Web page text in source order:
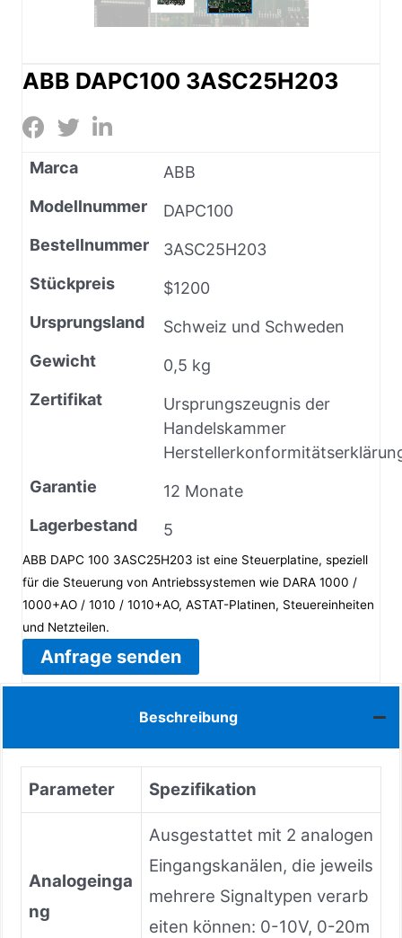
ABB DAPC100 3ASC25H203
Marca
ABB
Modellnummer
DAPC100
Bestellnummer
3ASC25H203
Stückpreis
$1200
Ursprungsland
Schweiz und Schweden
Gewicht
0,5 kg
Zertifikat
Ursprungszeugnis der
Handelskammer
Garantie
12 Monate
Lagerbestand
5
ABB DAPC 100 3ASC25H203 ist eine Steuerplatine, speziell
für die Steuerung von Antriebssystemen wie DARA 1000 /
1000+AO / 1010 / 1010+AO, ASTAT-Platinen, Steuereinheiten
und Netzteilen.
Anfrage senden
Beschreibung
Parameter Spezifikation
Analogeinga
ng
Ausgestattet mit 2 analogen
Eingangskanälen, die jeweils
mehrere Signaltypen verarb
eiten können: 0-10V, 0-20m